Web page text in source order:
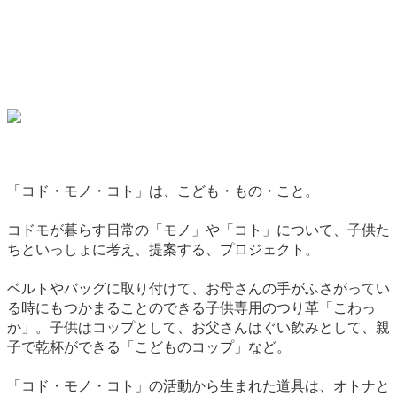
「コド・モノ・コト」は、こども・もの・こと。
コドモが暮らす日常の「モノ」や「コト」について、子供た
ちといっしょに考え、提案する、プロジェクト。
ベルトやバッグに取り付けて、お母さんの手がふさがってい
る時にもつかまることのできる子供専用のつり革「こわっ
か」。子供はコップとして、お父さんはぐい飲みとして、親
子で乾杯ができる「こどものコップ」など。
「コド・モノ・コト」の活動から生まれた道具は、オトナと